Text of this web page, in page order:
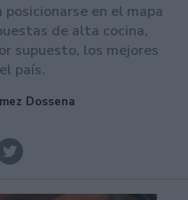
en el mapa
de alta cocina,
supuesto, los mejores
país.
Dossena